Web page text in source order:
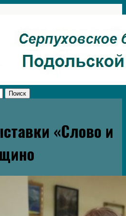
«Слово и